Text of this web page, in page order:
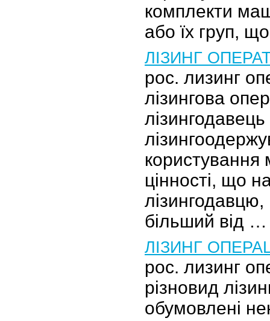
комплекти
або їх груп,
ЛІЗИНГ
рос. лизинг
лізингова
користування
цінності, що
більший від …
ЛІЗИНГ
рос. лизинг
різновид
обумовлені